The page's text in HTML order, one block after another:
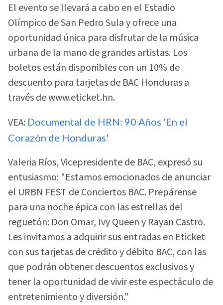
El evento se llevará a cabo en el Estadio
Olímpico de San Pedro Sula y ofrece una
oportunidad única para disfrutar de la música
urbana de la mano de grandes artistas. Los
boletos están disponibles con un 10% de
descuento para tarjetas de BAC Honduras a
través de www.eticket.hn.
VEA: Documental de HRN: 90 Años 'En el
Corazón de Honduras'
Valeria Ríos, Vicepresidente de BAC, expresó su
entusiasmo: "Estamos emocionados de anunciar
el URBN FEST de Conciertos BAC. Prepárense
para una noche épica con las estrellas del
reguetón: Don Omar, Ivy Queen y Rayan Castro.
Les invitamos a adquirir sus entradas en Eticket
con sus tarjetas de crédito y débito BAC, con las
que podrán obtener descuentos exclusivos y
tener la oportunidad de vivir este espectáculo de
entretenimiento y diversión."